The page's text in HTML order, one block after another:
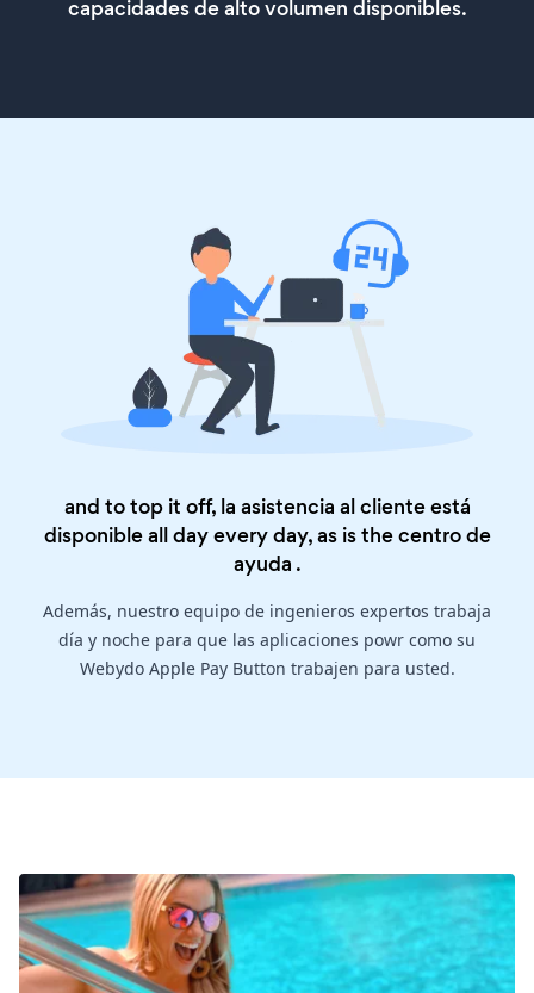
capacidades de alto volumen disponibles.
and to top it off, la asistencia al cliente está
disponible all day every day, as is thecentro de
ayuda .
Además, nuestro equipo de ingenieros expertos trabaja
día y noche para que las aplicaciones powr como su
Webydo Apple Pay Button trabajen para usted.